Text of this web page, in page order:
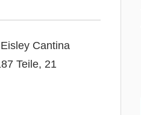
Cantina
Teile, 21